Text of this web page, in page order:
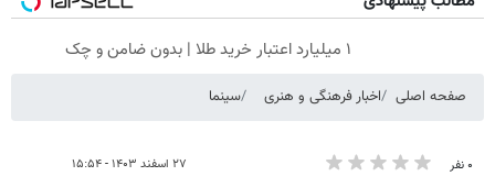
۱ میلیارد اعتبار خرید طلا | بدون ضامن و چک
صفحه اصلی اخبار فرهنگی و هنری سینما
۰ نفر ۲۷ اسفند ۱۴۰۳ - ۱۵:۵۴